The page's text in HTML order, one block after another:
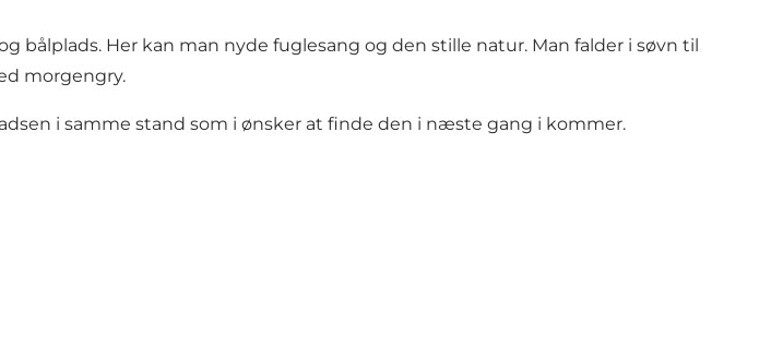
Her kan man nyde fuglesang og den stille natur. Man falder i søvn til
morgengry.
i samme stand som i ønsker at finde den i næste gang i kommer.